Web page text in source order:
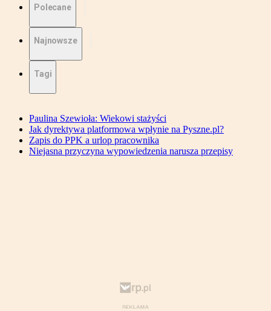
Polecane
Najnowsze
Tagi
Paulina Szewioła: Wiekowi stażyści
Jak dyrektywa platformowa wpłynie na Pyszne.pl?
Zapis do PPK a urlop pracownika
Niejasna przyczyna wypowiedzenia narusza przepisy